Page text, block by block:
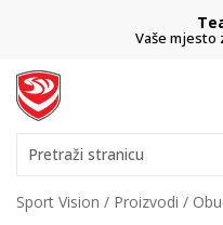
Vaše mjesto
Pretraži stranicu
Sport Vision Proizvodi